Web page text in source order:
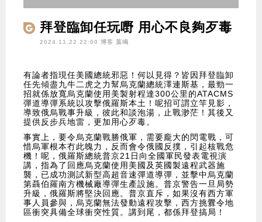
拜登臨卸任玩嘢 用心不良夠歹毒
2024.11.22 22:00 博客 葉鳴
有論者指現任美國總統邪惡！何以見得？皆因拜登臨卸
任先傾盡九牛二虎之力幫烏克蘭總統澤連斯基，最勁一
招就係放寬烏克蘭使用美製射程達300公里的ATACMS
彈道導彈系統以攻擊俄羅斯本土！呢招可謂立竿見影，
導致俄烏戰事升級，彼此和談泡湯，止戰渺茫！其後又
提供反步兵地雷，更加用心歹毒。
事實上，要令烏克蘭戰勝俄軍，需要龐大的閃電戰，可
惜烏軍根本冇此魄力，反而會令俄國反撲，引起核戰危
機！呢，俄羅斯總統普京21日向全國軍民發表電視演
講，指為了回應烏克蘭使用美國及英國製遠程武器施
襲，已成功測試新型高超音速彈道導彈，並擊中烏克蘭
第聶伯羅南方機械廠導彈生產設施。普京警告一旦局勢
升級，俄羅斯將堅決回應。普京直斥，如果沒有西方軍
事人員參與，烏克蘭無法發動遠程攻擊，西方挑釁令地
區衝突具備全球衝突性質。講到尾，都係拜登搞局！